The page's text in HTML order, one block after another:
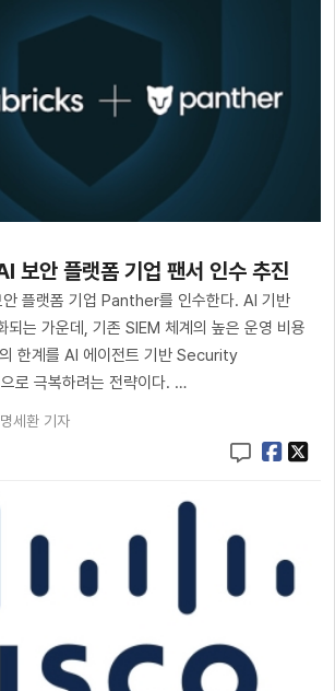
보안 플랫폼 기업 팬서 인수 추진
플랫폼 기업 Panther를 인수한다. AI 기반
되는 가운데, 기존 SIEM 체계의 높은 운영 비용
한계를 AI 에이전트 기반 Security
로 극복하려는 전략이다. …
명세환 기자